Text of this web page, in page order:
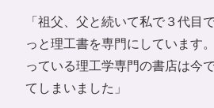
「祖父、父と続いて私で３代目
っと理工書を専門にしています
っている理工学専門の書店は今
てしまいました」